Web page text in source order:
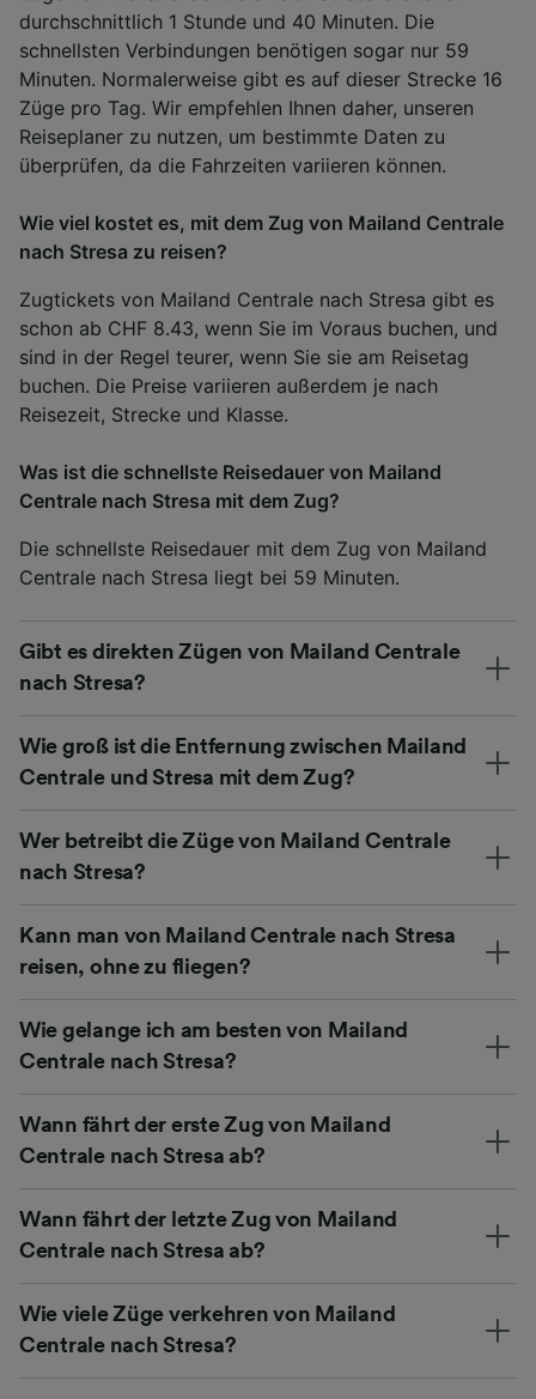
durchschnittlich 1 Stunde und 40 Minuten. Die
schnellsten Verbindungen benötigen sogar nur 59
Minuten. Normalerweise gibt es auf dieser Strecke 16
Züge pro Tag. Wir empfehlen Ihnen daher, unseren
Reiseplaner zu nutzen, um bestimmte Daten zu
überprüfen, da die Fahrzeiten variieren können.
Wie viel kostet es, mit dem Zug von Mailand Centrale
nach Stresa zu reisen?
Zugtickets von Mailand Centrale nach Stresa gibt es
schon ab CHF 8.43, wenn Sie im Voraus buchen, und
sind in der Regel teurer, wenn Sie sie am Reisetag
buchen. Die Preise variieren außerdem je nach
Reisezeit, Strecke und Klasse.
Was ist die schnellste Reisedauer von Mailand
Centrale nach Stresa mit dem Zug?
Die schnellste Reisedauer mit dem Zug von Mailand
Centrale nach Stresa liegt bei 59 Minuten.
Gibt es direkten Zügen von Mailand Centrale
nach Stresa?
Wie groß ist die Entfernung zwischen Mailand
Centrale und Stresa mit dem Zug?
Wer betreibt die Züge von Mailand Centrale
nach Stresa?
Kann man von Mailand Centrale nach Stresa
reisen, ohne zu fliegen?
Wie gelange ich am besten von Mailand
Centrale nach Stresa?
Wann fährt der erste Zug von Mailand
Centrale nach Stresa ab?
Wann fährt der letzte Zug von Mailand
Centrale nach Stresa ab?
Wie viele Züge verkehren von Mailand
Centrale nach Stresa?